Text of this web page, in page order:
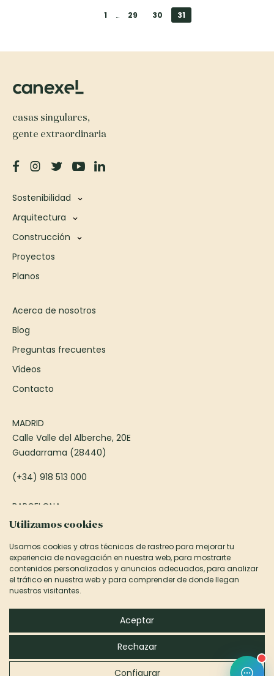
Utilizamos cookies
Usamos cookies y otras técnicas de rastreo para mejorar tu
experiencia de navegación en nuestra web, para mostrarte
contenidos personalizados y anuncios adecuados, para analizar
el tráfico en nuestra web y para comprender de donde llegan
nuestros visitantes.
Aceptar
Rechazar
Configurar
1 … 29 30 31
casas singulares,
gente extraordinaria
Sostenibilidad
Arquitectura
Construcción
Proyectos
Planos
Acerca de nosotros
Blog
Preguntas frecuentes
Vídeos
Contacto
MADRID
Calle Valle del Alberche, 20E
Guadarrama (28440)
(+34) 918 513 000
BARCELONA
Passeig Francesc Macià, 75
(+34) 935 906 850
informacion@canexel.es
©2026 Canexel Construcciones S.L.
Aviso Legal y Privacidad
Política de cookies